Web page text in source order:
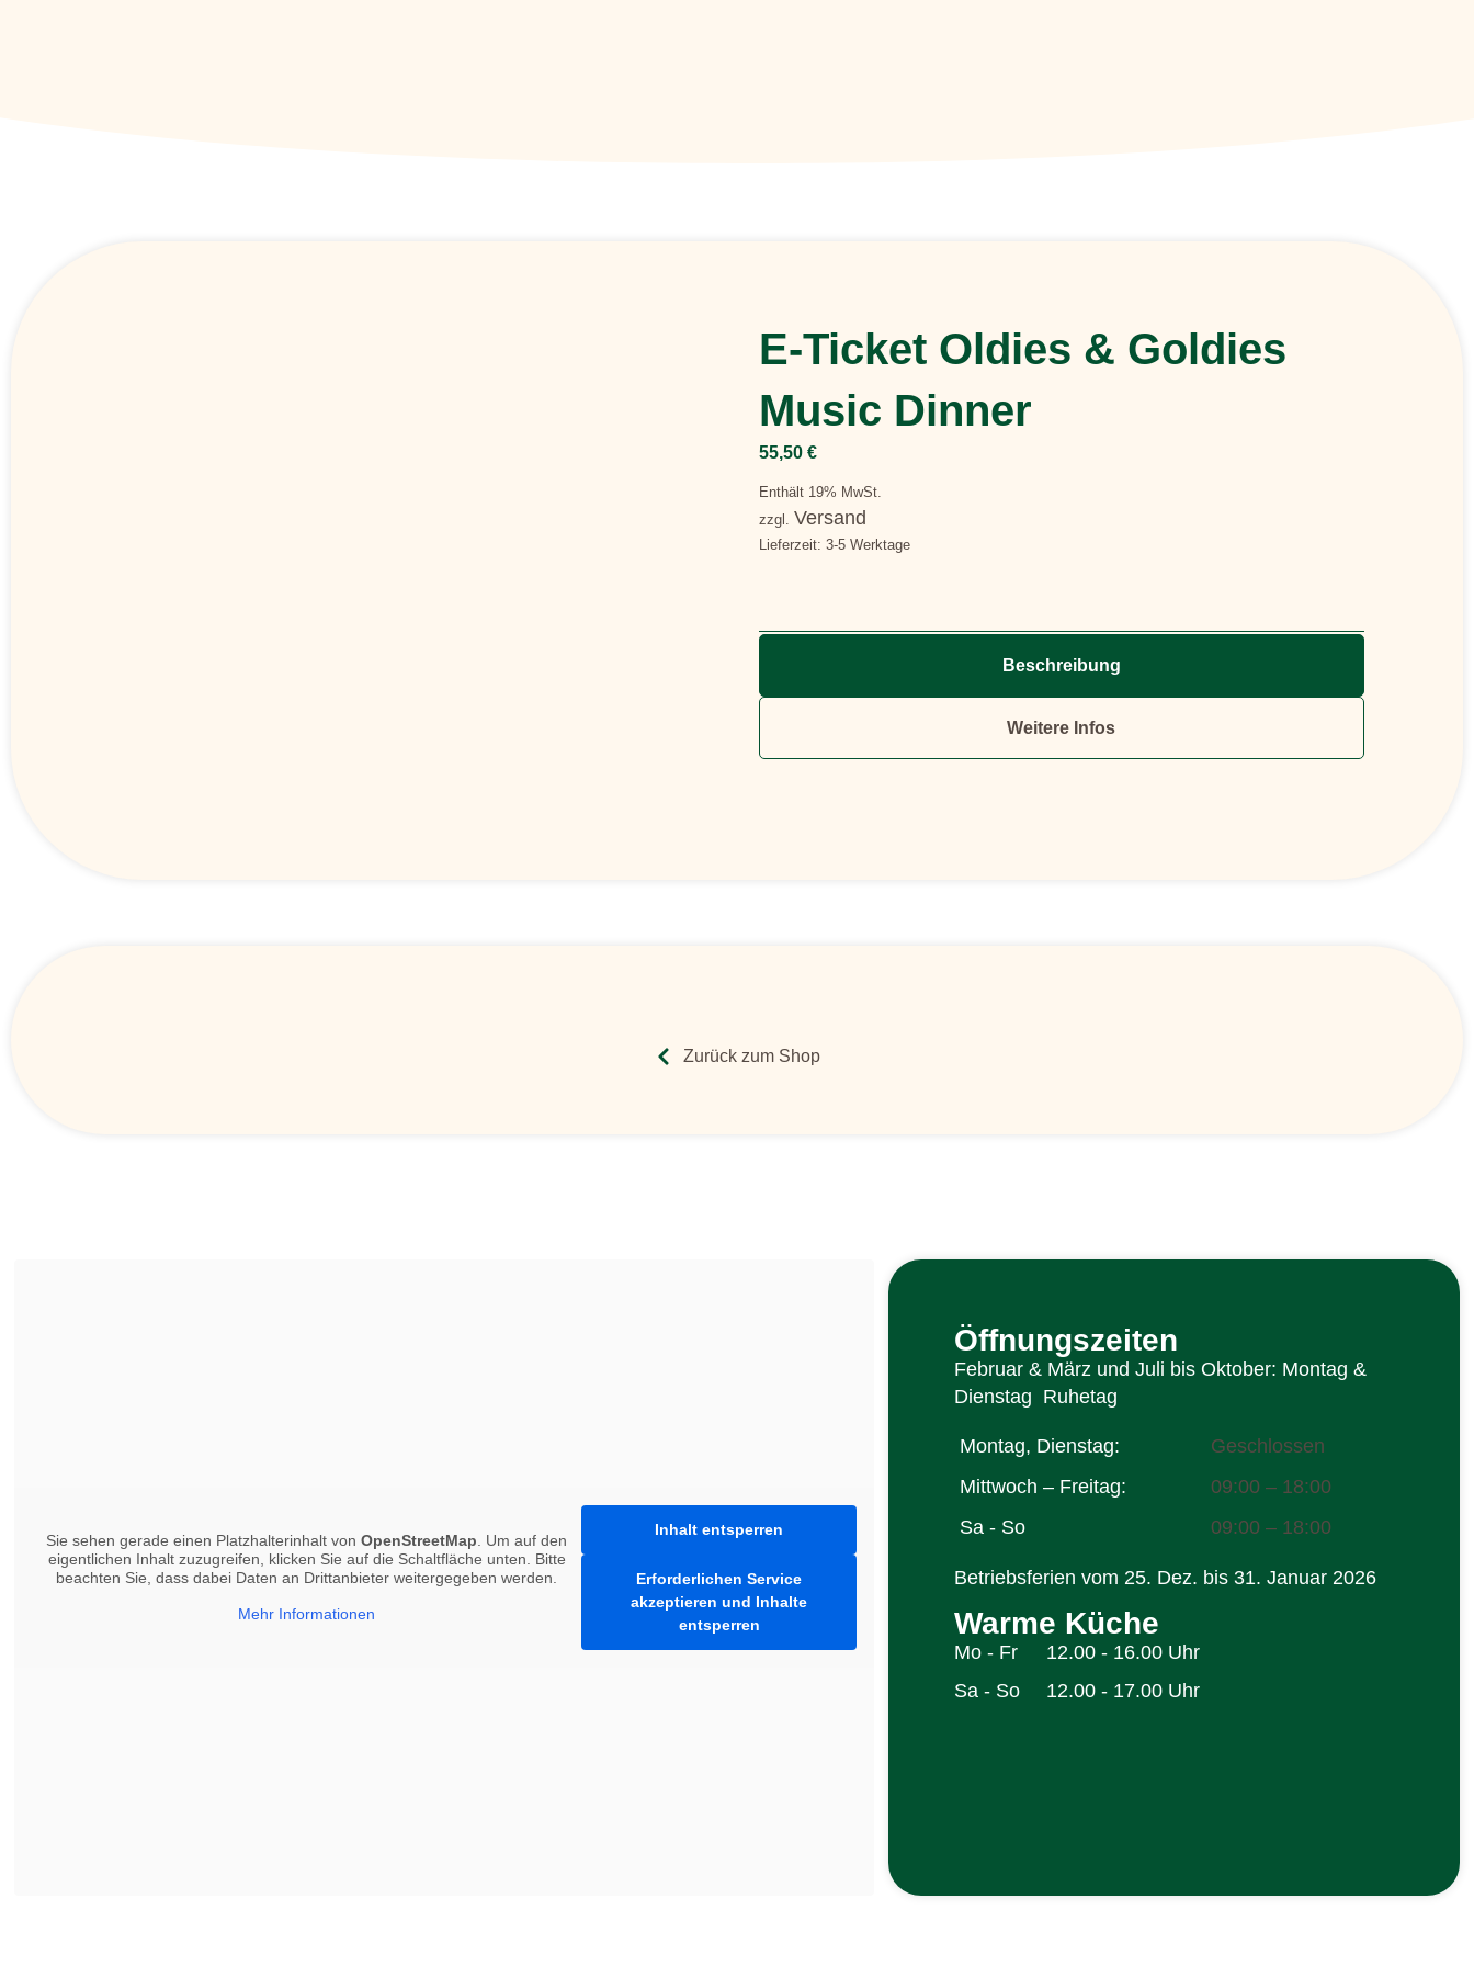
E-Ticket Oldies & Goldies
Music Dinner
55,50 €
Enthält 19% MwSt.
zzgl. Versand
Lieferzeit: 3-5 Werktage
Beschreibung
Weitere Infos
Zurück zum Shop
Sie sehen gerade einen Platzhalterinhalt vonOpenStreetMap . Um auf den
eigentlichen Inhalt zuzugreifen, klicken Sie auf die Schaltfläche unten. Bitte
beachten Sie, dass dabei Daten an Drittanbieter weitergegeben werden.
Mehr Informationen
Inhalt entsperren
Erforderlichen Service
akzeptieren und Inhalte
entsperren
Öffnungszeiten
Februar & März und Juli bis Oktober: Montag &
Dienstag Ruhetag
Montag, Dienstag:
Geschlossen
Mittwoch – Freitag:
09:00 – 18:00
Sa - So
09:00 – 18:00
Betriebsferien vom 25. Dez. bis 31. Januar 2026
Warme Küche
Mo - Fr
12.00 - 16.00 Uhr
Sa - So
12.00 - 17.00 Uhr